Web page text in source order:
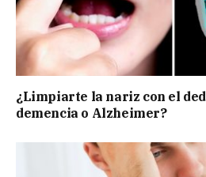
¿Limpiarte la nariz con el
demencia o Alzheimer?